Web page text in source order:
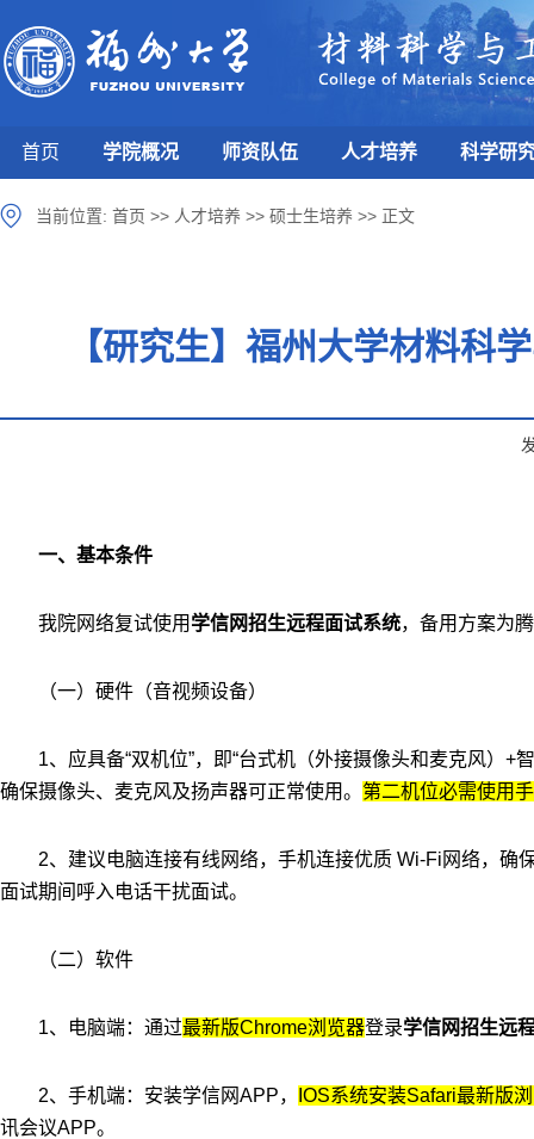
首页 学院概况 师资队伍 人才培养 科学研
当前位置: 首页 >> 人才培养 >> 硕士生培养 >> 正文
【研究生】福州大学材料科
一、基本条件
我院网络复试使用 学信网招生远程面试系统，备用方案为
（一）硬件（音视频设备）
1、应具备“双机位”，即“台式机（外接摄像头和麦克风） +
确保摄像头、麦克风及扬声器可正常使用。 第二机位必需使用
2、建议电脑连接有线网络，手机连接优质 Wi-Fi 网络，确
面试期间呼入电话干扰面试。
（二）软件
1、电脑端：通过最新版Chrome浏览器登录学信网招生远
2、手机端：安装学信网APP， IOS系统安装Safari最新版
讯会议APP。